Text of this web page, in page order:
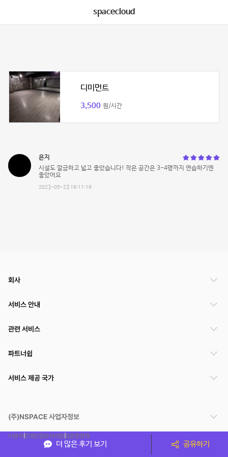
spacecloud
디미먼트
3,500 원/시간
은지
시설도 깔금하고 넓고 좋았습니다! 작은 공간은 3-4명까지 연습하기엔
좋았어요
2023-05-23 19:11:19
더 많은 후기 보기 공유하기
회사
서비스 안내
관련 서비스
파트너쉽
서비스 제공 국가
(주)NSPACE 사업자정보
이용약관개인정보처리방침운영정책
스페이스클라우드는 통신판매중개자이며 통신판매의 당사자가 아닙니다. 따라서 스페이스클